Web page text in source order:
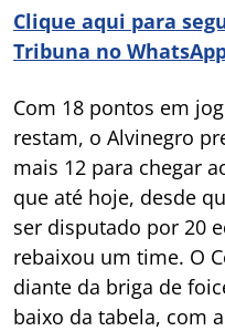
Clique aqui para
Tribuna no
Com 18 pontos em
restam, o Alvinegro
mais 12 para chegar
que até hoje, desde
ser disputado por 20
rebaixou um time. O
diante da briga de
baixo da tabela, com